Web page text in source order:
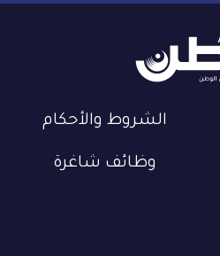
الشروط والأحكام
وظائف شاغرة